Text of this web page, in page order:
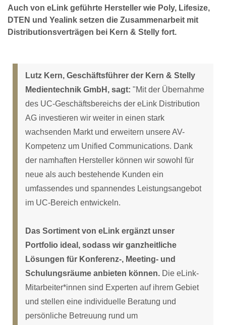
Auch von eLink geführte Hersteller wie Poly, Lifesize,
DTEN und Yealink setzen die Zusammenarbeit mit
Distributionsverträgen bei Kern & Stelly fort.
Lutz Kern, Geschäftsführer der Kern & Stelly
Medientechnik GmbH, sagt: "Mit der Übernahme
des UC-Geschäftsbereichs der eLink Distribution
AG investieren wir weiter in einen stark
wachsenden Markt und erweitern unsere AV-
Kompetenz um Unified Communications. Dank
der namhaften Hersteller können wir sowohl für
neue als auch bestehende Kunden ein
umfassendes und spannendes Leistungsangebot
im UC-Bereich entwickeln.
Das Sortiment von eLink ergänzt unser
Portfolio ideal, sodass wir ganzheitliche
Lösungen für Konferenz-, Meeting- und
Schulungsräume anbieten können. Die eLink-
Mitarbeiter*innen sind Experten auf ihrem Gebiet
und stellen eine individuelle Beratung und
persönliche Betreuung rund um